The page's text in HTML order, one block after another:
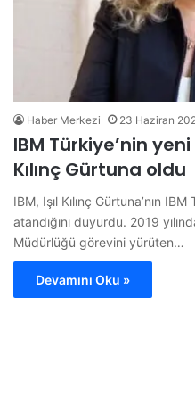
Haber Merkezi 23 Haziran
IBM Türkiye’nin
Kılınç Gürtuna oldu
IBM, Işıl Kılınç Gürtuna’nın
atandığını duyurdu. 2019
Müdürlüğü görevini yürüten…
Devamını Oku »